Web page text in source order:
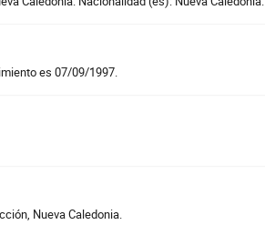
es 07/09/1997.
Nueva Caledonia.